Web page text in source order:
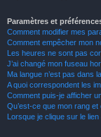
Paramètres et
Comment modifier mes
Comment empêcher mon
Les heures ne sont pas
J’ai changé mon fuseau
Ma langue n’est pas dans
A quoi correspondent les
Comment puis-je afficher
Qu’est-ce que mon rang
Lorsque je clique sur le lien